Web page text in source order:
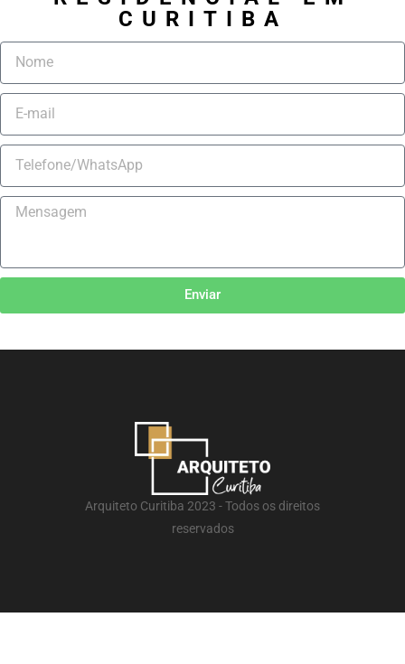
CURITIBA
Enviar
Arquiteto Curitiba 2023 - Todos os direitos
reservados